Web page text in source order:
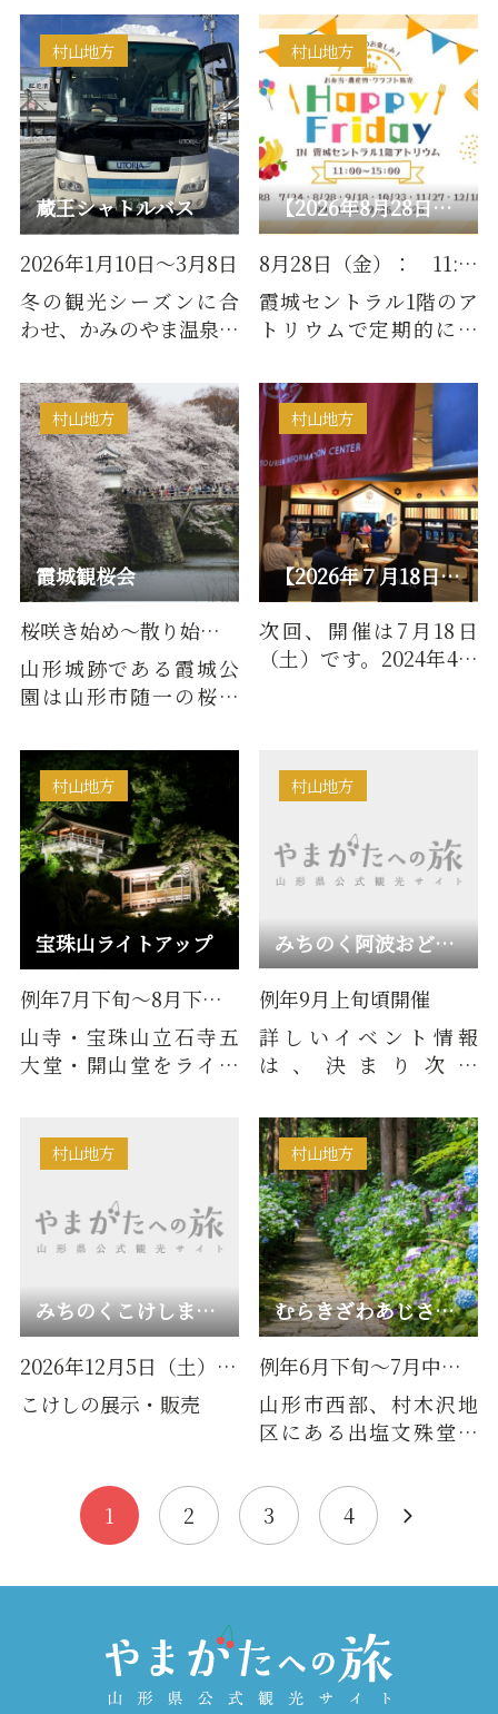
で開催されるお祭り
される冬のイベント。例
年、期…
蔵王シャトルバス
村山地方
2026年1月10日～3月8日
冬の観光シーズンに合
わせ、かみのやま温泉発
ス」を運行いたします。
今年度…
【2026年8月28日開催】Happy Friday in 霞城セントラル
村山地方
8月28日（金）： 11:00～15:0…
霞城セントラル1階のア
トリウムで定期的に開
Friday」✨山形県内の
農産物や加…
霞城観桜会
村山地方
桜咲き始め～散り始めまで（例…
山形城跡である霞城公
園は山形市随一の桜の
せて、東から南濠沿い
の桜がラ…
【2026年７月18日（土）】飲みmonth開催！
村山地方
次回、開催は7月18日
（土）です。2024年4月
宝珠山ライトアップ
村山地方
例年7月下旬～8月下旬・10月下…
山寺・宝珠山立石寺五
大堂・開山堂をライト
みちのく阿波おどり in 山形
村山地方
例年9月上旬頃開催
詳しいイベント情報
は、決まり次第
てお知らせしています。
みちのくこけしまつり
村山地方
2026年12月5日（土）・6日（日…
こけしの展示・販売
むらきざわあじさい祭り
村山地方
例年6月下旬～7月中旬頃
山形市西部、村木沢地
区にある出塩文殊堂の
に、約40種のあじさい
が咲き誇…
1 2 3 4